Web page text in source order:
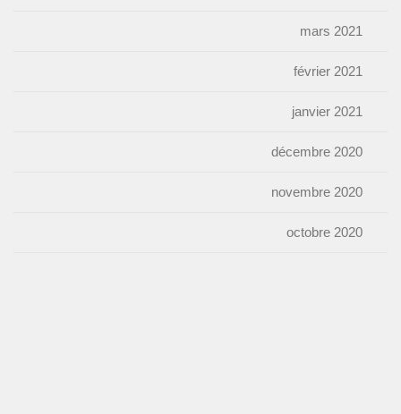
mars 2021
février 2021
janvier 2021
décembre 2020
novembre 2020
octobre 2020